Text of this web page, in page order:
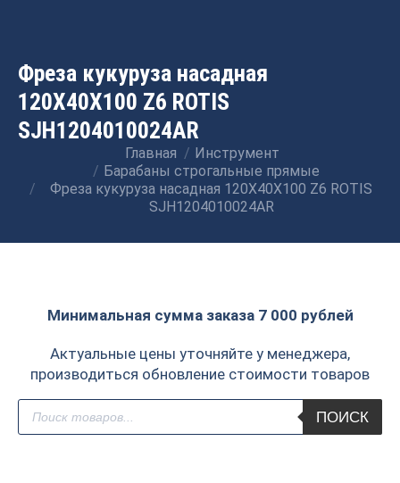
Фреза кукуруза насадная
120X40X100 Z6 ROTIS
SJH1204010024AR
Главная
Инструмент
Барабаны строгальные прямые
Фреза кукуруза насадная 120X40X100 Z6 ROTIS
SJH1204010024AR
Минимальная сумма заказа 7 000 рублей
Актуальные цены уточняйте у менеджера,
производиться обновление стоимости товаров
Поиск
товаров
ПОИСК